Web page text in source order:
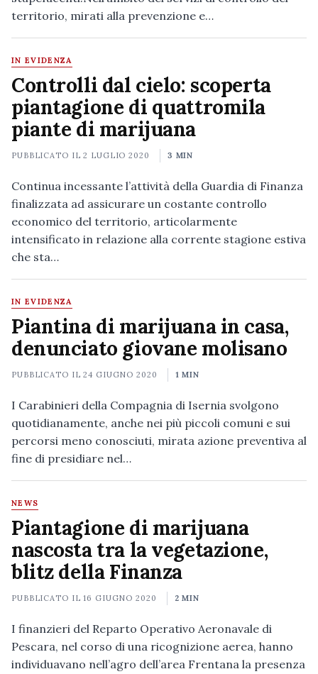
territorio, mirati alla prevenzione e…
IN EVIDENZA
Controlli dal cielo: scoperta
piantagione di quattromila
piante di marijuana
PUBBLICATO IL2 LUGLIO 2020 3 MIN
Continua incessante l’attività della Guardia di Finanza
finalizzata ad assicurare un costante controllo
economico del territorio, articolarmente
intensificato in relazione alla corrente stagione estiva
che sta…
IN EVIDENZA
Piantina di marijuana in casa,
denunciato giovane molisano
PUBBLICATO IL24 GIUGNO 2020 1 MIN
I Carabinieri della Compagnia di Isernia svolgono
quotidianamente, anche nei più piccoli comuni e sui
percorsi meno conosciuti, mirata azione preventiva al
fine di presidiare nel…
NEWS
Piantagione di marijuana
nascosta tra la vegetazione,
blitz della Finanza
PUBBLICATO IL16 GIUGNO 2020 2 MIN
I finanzieri del Reparto Operativo Aeronavale di
Pescara, nel corso di una ricognizione aerea, hanno
individuavano nell’agro dell’area Frentana la presenza